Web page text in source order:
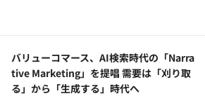
バリューコマース、AI検索時代の「Narra
tive Marketing」を提唱 需要は「刈り取
る」から「生成する」時代へ